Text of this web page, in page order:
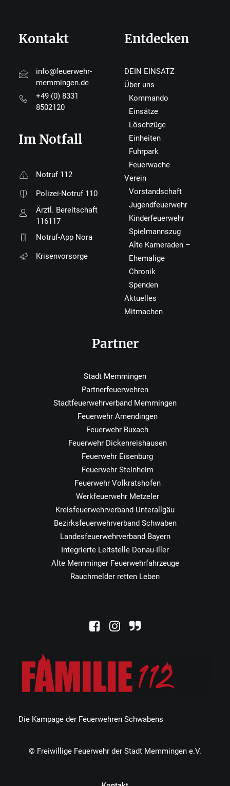
Die Kampage der Feuerwehren Schwabens
Kontakt
info@feuerwehr-
memmingen.de
+49 (0) 8331
8502120
Im Notfall
Notruf 112
Polizei-Notruf 110
Ärztl. Bereitschaft
116117
Notruf-App Nora
Krisenvorsorge
Entdecken
DEIN EINSATZ
Über uns
Kommando
Einsätze
Löschzüge
Einheiten
Fuhrpark
Feuerwache
Verein
Vorstandschaft
Jugendfeuerwehr
Kinderfeuerwehr
Spielmannszug
Alte Kameraden –
Ehemalige
Chronik
Spenden
Aktuelles
Mitmachen
Partner
Stadt Memmingen
Partnerfeuerwehren
Stadtfeuerwehrverband Memmingen
Feuerwehr Amendingen
Feuerwehr Buxach
Feuerwehr Dickenreishausen
Feuerwehr Eisenburg
Feuerwehr Steinheim
Feuerwehr Volkratshofen
Werkfeuerwehr Metzeler
Kreisfeuerwehrverband Unterallgäu
Bezirksfeuerwehrverband Schwaben
Landesfeuerwehrverband Bayern
Integrierte Leitstelle Donau-Iller
Alte Memminger Feuerwehrfahrzeuge
Rauchmelder retten Leben
© Freiwillige Feuerwehr der Stadt Memmingen e.V.